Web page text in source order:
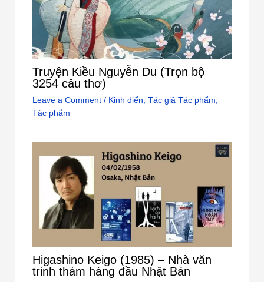
Truyện Kiều Nguyễn Du (Trọn bộ
3254 câu thơ)
Leave a Comment / Kinh điển,Tác giả Tác phẩm,
Tác phẩm
Higashino Keigo (1985) – Nhà văn
trinh thám hàng đầu Nhật Bản